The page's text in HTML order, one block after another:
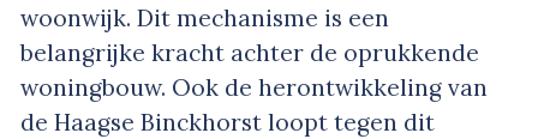
woonwijk. Dit mechanisme is een
belangrijke kracht achter de oprukkende
woningbouw. Ook de herontwikkeling van
de Haagse Binckhorst loopt tegen dit